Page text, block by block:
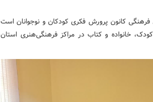
جمله برنامه‌های فرهنگی کانون پرورش فکری کودکان و نوجوانان است
خانواده و کتاب در مراکز فرهنگی‌هنری استان